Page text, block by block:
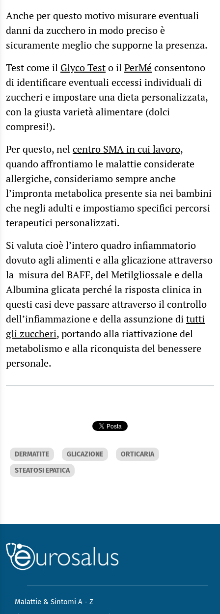
Anche per questo motivo misurare eventuali
danni da zucchero in modo preciso è
sicuramente meglio che supporne la presenza.
Test come il Glyco Testo ilPerMéconsentono
di identificare eventuali eccessi individuali di
zuccheri e impostare una dieta personalizzata,
con la giusta varietà alimentare (dolci
compresi!).
Per questo, nelcentro SMA in cui lavoro,
quando affrontiamo le malattie considerate
allergiche, consideriamo sempre anche
l’impronta metabolica presente sia nei bambini
che negli adulti e impostiamo specifici percorsi
terapeutici personalizzati.
Si valuta cioè l’intero quadro infiammatorio
dovuto agli alimenti e alla glicazione attraverso
la misura del BAFF, del Metilgliossale e della
Albumina glicata perché la risposta clinica in
questi casi deve passare attraverso il controllo
dell’infiammazione e della assunzione ditutti
gli zuccheri, portando alla riattivazione del
metabolismo e alla riconquista del benessere
personale.
DERMATITE GLICAZIONE
ORTICARIA
STEATOSI EPATICA
Malattie & Sintomi A - Z